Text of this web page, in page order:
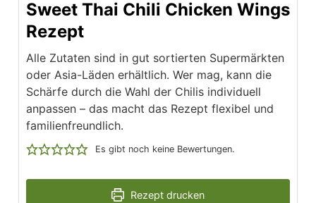
Sweet Thai Chili Chicken Wings
Rezept
Alle Zutaten sind in gut sortierten Supermärkten
oder Asia-Läden erhältlich. Wer mag, kann die
Schärfe durch die Wahl der Chilis individuell
anpassen – das macht das Rezept flexibel und
familienfreundlich.
Es gibt noch keine Bewertungen.
Rezept drucken